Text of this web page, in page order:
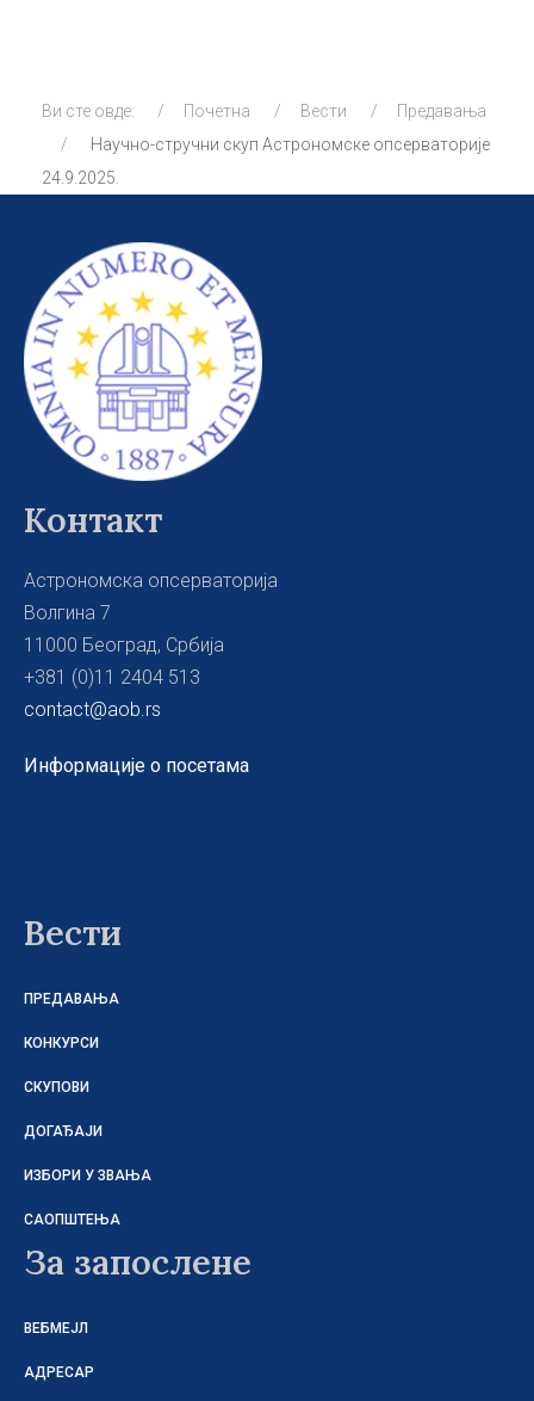
Ви сте овде: Почетна Вести
Предавања
Научно-стручни скуп Aстрономске опсерваторије
24.9.2025.
Контакт
Астрономска опсерваторија
Волгина 7
11000 Београд, Србија
+381 (0)11 2404 513
contact@aob.rs
Информације о посетама
Вести
ПРЕДАВАЊА
КОНКУРСИ
СКУПОВИ
ДОГАЂАЈИ
ИЗБОРИ У ЗВАЊА
САОПШТЕЊА
За запослене
ВЕБМЕЈЛ
АДРЕСАР